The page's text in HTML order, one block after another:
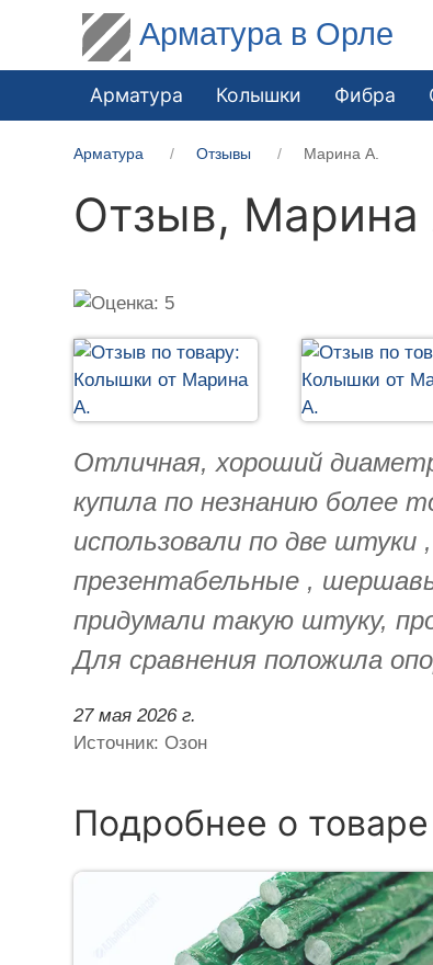
Арматура в Орле
Арматура Колышки Фибра
Арматура Отзывы Марина А.
Отзыв, Марина
Отличная, хороший
купила по незнанию более
использовали по две
презентабельные ,
придумали такую штуку,
Для сравнения положила
27 мая 2026 г.
Источник: Озон
Подробнее о товаре